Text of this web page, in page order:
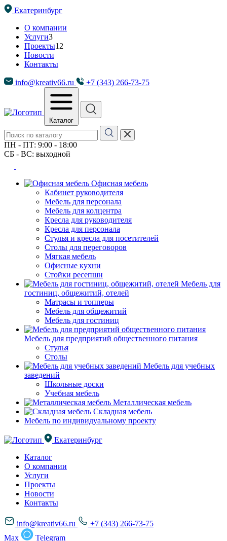
Екатеринбург
О компании
Услуги3
Проекты12
Новости
Контакты
info@kreativ66.ru +7 (343) 266-73-75
Каталог
ПН - ПТ: 9:00 - 18:00
СБ - ВС: выходной
Офисная мебель
Кабинет руководителя
Мебель для персонала
Мебель для колцентра
Кресла для руководителя
Кресла для персонала
Стулья и кресла для посетителей
Столы для переговоров
Мягкая мебель
Офисные кухни
Стойки ресепшн
Мебель для
гостиниц, общежитий, отелей
Матрасы и топперы
Мебель для общежитий
Мебель для гостиниц
Мебель для предприятий общественного питания
Стулья
Столы
Мебель для учебных
заведений
Школьные доски
Учебная мебель
Металлическая мебель
Складная мебель
Мебель по индивидуальному проекту
Екатеринбург
Каталог
О компании
Услуги
Проекты
Новости
Контакты
info@kreativ66.ru
+7 (343) 266-73-75
Max
Telegram